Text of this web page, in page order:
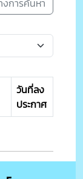
งการค้นหา
วันที่ลง
ประกาศ